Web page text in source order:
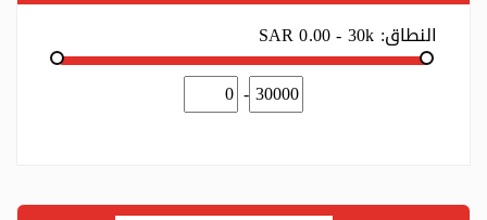
النطاق: SAR 0.00 - 30k
-